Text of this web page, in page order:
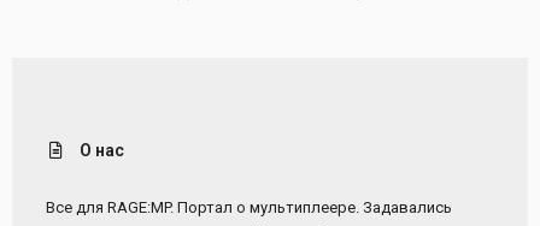
О нас
Все для RAGE:MP. Портал о мультиплеере. Задавались